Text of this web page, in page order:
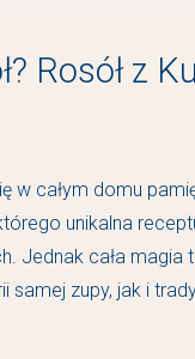
Rosół z
w całym domu
unikalna
Jednak cała magia
zupy, jak i